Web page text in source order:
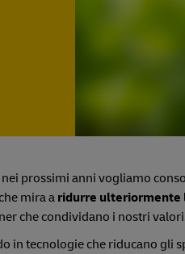
prossimi anni vogliamo
mira a ridurre ulteriormente
che condividano i nostri
in tecnologie che riducano gli